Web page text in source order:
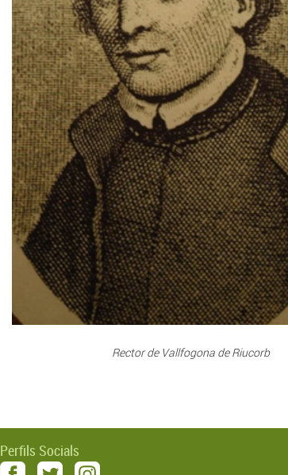
Rector de Vallfogona de Riucorb
Perfils Socials